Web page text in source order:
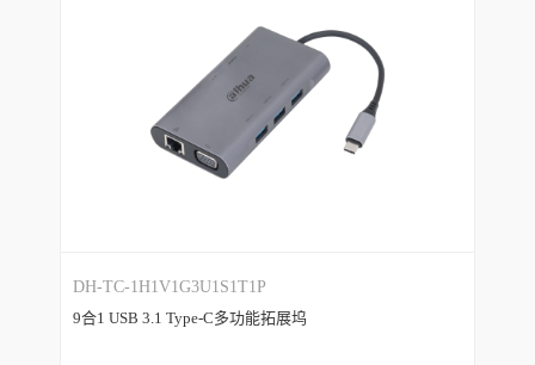
DH-TC-1H1V1G3U1S1T1P
9合1 USB 3.1 Type-C多功能拓展坞